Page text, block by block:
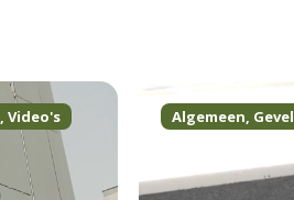
,Video's Algemeen, Gevel